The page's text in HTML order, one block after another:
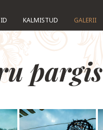
KALMISTUD GALERII
pargis